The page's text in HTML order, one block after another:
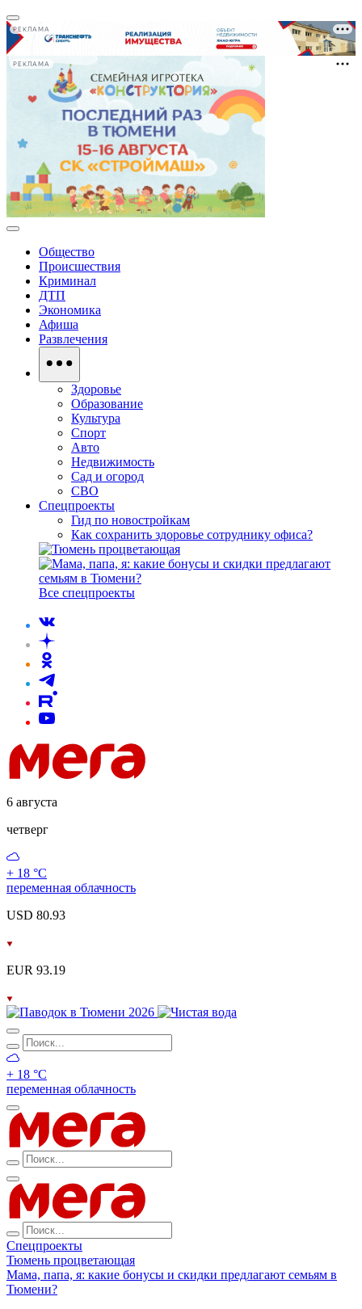
РЕКЛАМА
РЕКЛАМА
Общество
Происшествия
Криминал
ДТП
Экономика
Афиша
Развлечения
Здоровье
Образование
Культура
Спорт
Авто
Недвижимость
Сад и огород
СВО
Спецпроекты
Гид по новостройкам
Как сохранить здоровье сотруднику офиса?
Все спецпроекты
6 августа
четверг
+ 18 °С
переменная облачность
USD 80.93
EUR 93.19
+ 18 °С
переменная облачность
Спецпроекты
Тюмень процветающая
Мама, папа, я: какие бонусы и скидки предлагают семьям в
Тюмени?